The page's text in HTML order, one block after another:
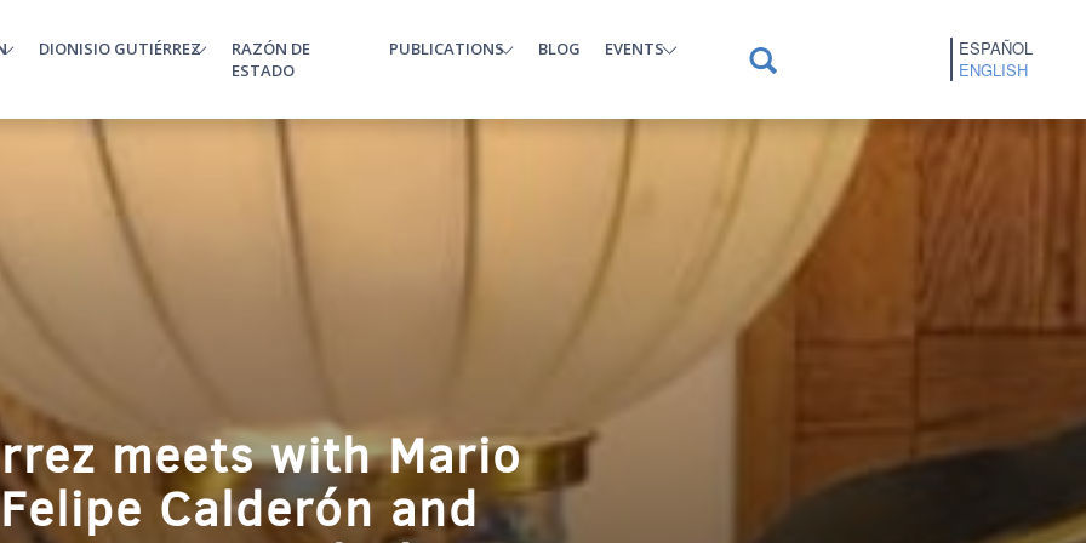
DIONISIO GUTIÉRREZ
RAZÓN DE
ESTADO
PUBLICATIONS BLOG EVENTS
ESPAÑOL
ENGLISH
meets with Mario
Calderón and